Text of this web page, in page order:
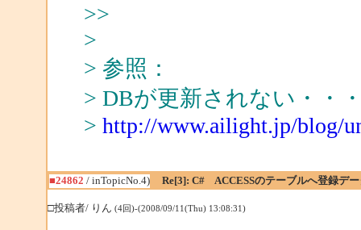
>>
>
> 参照：
> DBが更新されない・・
> http://www.ailight.jp/blog/
■24862 / inTopicNo.4) Re[3]: C# ACCESSのテーブルへ登録デ
□投稿者/ りん (4回)-(2008/09/11(Thu) 13:08:31)